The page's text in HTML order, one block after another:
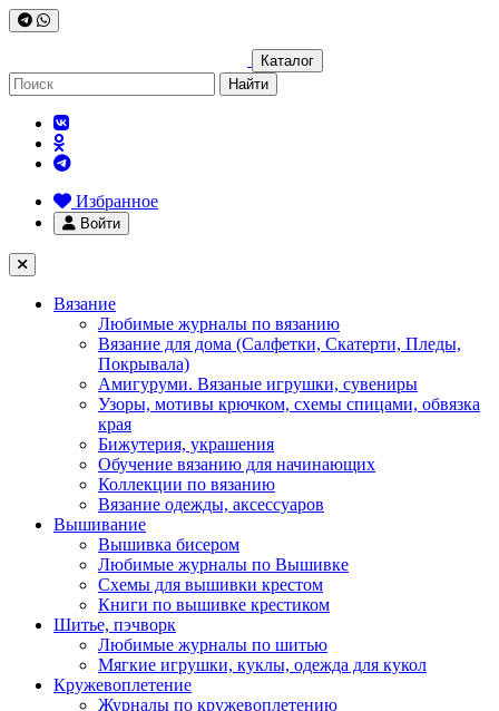
Каталог
Найти
Избранное
Войти
Вязание
Любимые журналы по вязанию
Вязание для дома (Салфетки, Скатерти, Пледы,
Покрывала)
Амигуруми. Вязаные игрушки, сувениры
Узоры, мотивы крючком, схемы спицами, обвязка
края
Бижутерия, украшения
Обучение вязанию для начинающих
Коллекции по вязанию
Вязание одежды, аксессуаров
Вышивание
Вышивка бисером
Любимые журналы по Вышивке
Схемы для вышивки крестом
Книги по вышивке крестиком
Шитье, пэчворк
Любимые журналы по шитью
Мягкие игрушки, куклы, одежда для кукол
Кружевоплетение
Журналы по кружевоплетению